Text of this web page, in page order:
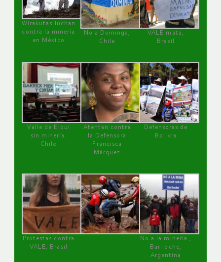
Wirakutas luchan
contra la minería
en México
No a Dominga,
Chile
VALE mata,
Brasil
Valle de Elqui
sin minería.
Chile
Atentan contra
la Defensora
Francisca
Márquez
Defensoras de
Bolivia
Protestas contra
VALE, Brasil
No a la minería ,
Bariloche,
Argentina